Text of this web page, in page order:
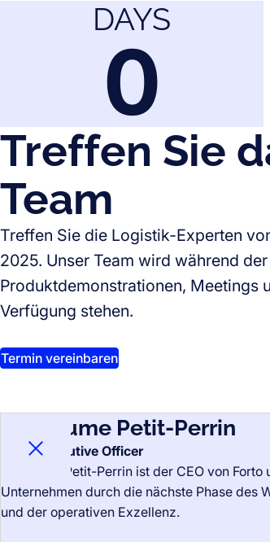
DAYS
0
Treffen Sie
Team
Treffen Sie die Logistik-Experten
2025. Unser Team wird während
Produktdemonstrationen, Meetings
Verfügung stehen.
Termin vereinbaren
Guillaume Petit-Perrin
Chief Executive Officer
Guillaume Petit-Perrin ist der CEO von
Unternehmen durch die nächste Phase des
und der operativen Exzellenz.
Bio schliessen